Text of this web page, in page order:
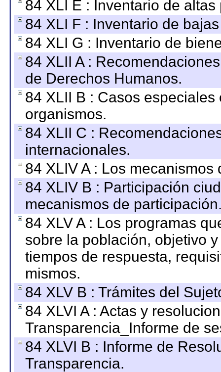
84 XLI E : Inventario de
84 XLI F : Inventario de
84 XLI G : Inventario de
84 XLII A :
de Derechos Humanos.
84 XLII B : Casos
organismos.
84 XLII C :
internacionales.
84 XLIV A : Los
84 XLIV B : Participación
mecanismos de
84 XLV A : Los programas
sobre la población, objetivo
tiempos de respuesta,
mismos.
84 XLV B : Trámites del
84 XLVI A : Actas y
Transparencia_Informe de
84 XLVI B : Informe de
Transparencia.